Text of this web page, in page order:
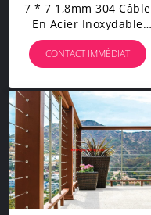
7 * 7 1,8mm 304 Câble
En Acier Inoxydable
Personnalisé Par Le
Fabricant
CONTACT IMMÉDIAT